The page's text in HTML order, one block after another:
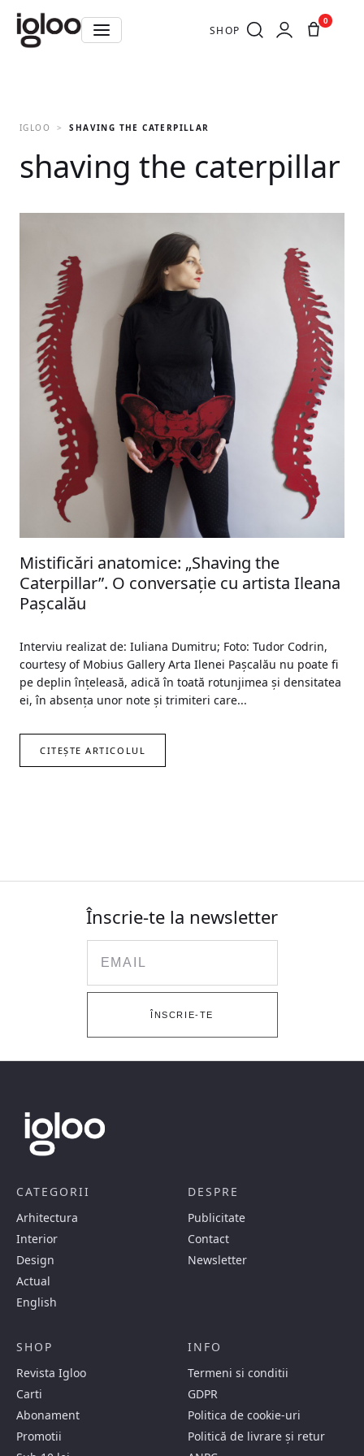
SHOP
0
IGLOO SHAVING THE CATERPILLAR
shaving the caterpillar
Mistificări anatomice: „Shaving the
Caterpillar”. O conversație cu artista Ileana
Pașcalău
Interviu realizat de: Iuliana Dumitru; Foto: Tudor Codrin,
courtesy of Mobius Gallery Arta Ilenei Pașcalău nu poate fi
pe deplin înțeleasă, adică în toată rotunjimea și densitatea
ei, în absența unor note și trimiteri care...
CITEȘTE ARTICOLUL
Înscrie-te la newsletter
ÎNSCRIE-TE
CATEGORII
Arhitectura
Interior
Design
Actual
English
DESPRE
Publicitate
Contact
Newsletter
SHOP
Revista Igloo
Carti
Abonament
Promotii
INFO
Termeni si conditii
GDPR
Politica de cookie-uri
Politică de livrare și retur